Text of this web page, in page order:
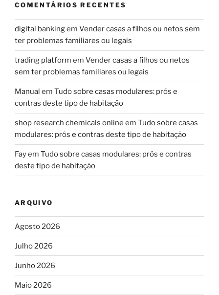
COMENTÁRIOS RECENTES
digital bankingem Vender casas a filhos ou netos sem
ter problemas familiares ou legais
trading platform em Vender casas a filhos ou netos
sem ter problemas familiares ou legais
Manual em Tudo sobre casas modulares: prós e
contras deste tipo de habitação
shop research chemicals online em Tudo sobre casas
modulares: prós e contras deste tipo de habitação
Fayem Tudo sobre casas modulares: prós e contras
deste tipo de habitação
ARQUIVO
Agosto 2026
Julho 2026
Junho 2026
Maio 2026